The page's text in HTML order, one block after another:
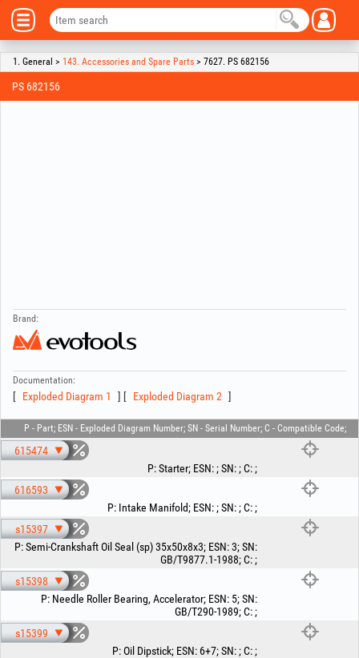
1. General > 143. Accessories and Spare Parts > 7627. PS 682156
PS 682156
Brand:
Documentation:
Exploded Diagram 1 Exploded Diagram 2
P - Part; ESN - Exploded Diagram Number; SN - Serial Number; C - Compatible Code;
615474
P:Starter; ESN:;SN:;C:;
616593
P: Intake Manifold; ESN:;SN:;C:;
s15397
P:Semi-Crankshaft Oil Seal (sp) 35x50x8x3; ESN:3;SN:
GB/T9877.1-1988;C:;
s15398
P: Needle Roller Bearing, Accelerator; ESN: 5;SN:
GB/T290-1989;C:;
s15399
P:Oil Dipstick; ESN: 6+7;SN:;C:;